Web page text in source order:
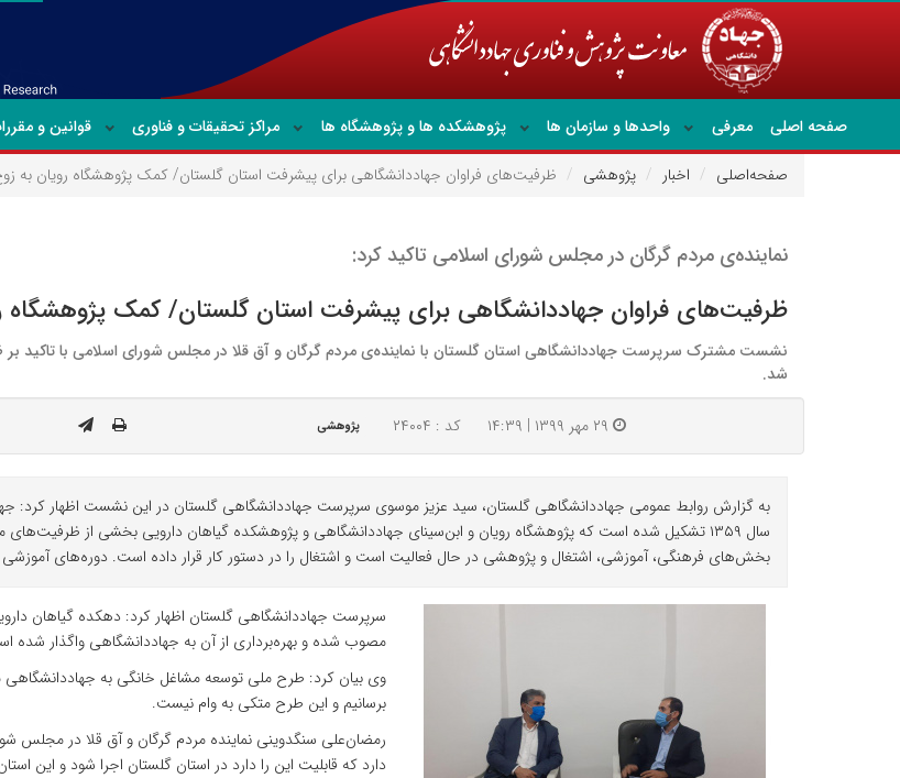
صفحه اصلی معرفی واحدها و سازمان ها پژوهشکده ها و پژوهشگاه ها مراکز تحقیقات و فناوری قوانین و
صفحه‌اصلی
اخبار پژوهشی ظرفیت‌های فراوان جهاددانشگاهی برای پیشرفت استان گلستان/ کمک پژوهشگاه رویان به
نماینده‌ی مردم گرگان در مجلس شورای اسلامی تاکید کرد:
ظرفیت‌های فراوان جهاددانشگاهی برای پیشرفت استان گلستان/ کمک پژوهشگاه
نشست مشترک سرپرست جهاددانشگاهی استان گلستان با نماینده‌ی مردم گرگان و آق قلا در مجلس شورای اسلامی با تاکید بر
شد.
۲۹ مهر ۱۳۹۹ | ۱۴:۳۹ کد : ۲۴۰۰۴ پژوهشی
به گزارش روابط عمومی جهاددانشگاهی گلستان، سید عزیز موسوی سرپرست جهاددانشگاهی گلستان در این نشست اظهار کرد:
سال ۱۳۵۹ تشکیل شده است که پژوهشگاه رویان و ابن‌سینای جهاددانشگاهی و پژوهشکده گیاهان دارویی بخشی از
بخش‌های فرهنگی، آموزشی، اشتغال و پژوهشی در حال فعالیت است و اشتغال را در دستور کار قرار داده است. دوره‌های آموزشی
مصوب شده و بهره‌برداری از آن به جهاددانشگاهی واگذار شده است و تاکنون ۸۰ درصد زیرساخت‌های این
برسانیم و این طرح متکی به وام نیست.
رمضان‌علی سنگدوینی نماینده مردم گرگان و آق قلا در مجلس
دارد که قابلیت این را دارد در استان گلستان اجرا شود و این